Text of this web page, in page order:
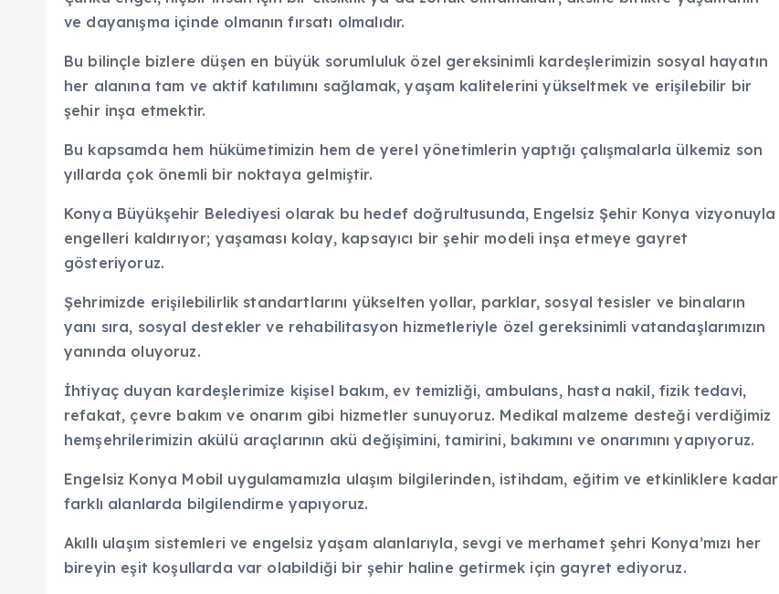
ve dayanışma içinde olmanın fırsatı olmalıdır.
Bu bilinçle bizlere düşen en büyük sorumluluk özel gereksinimli kardeşlerimizin sosyal hayatın
her alanına tam ve aktif katılımını sağlamak, yaşam kalitelerini yükseltmek ve erişilebilir bir
şehir inşa etmektir.
Bu kapsamda hem hükümetimizin hem de yerel yönetimlerin yaptığı çalışmalarla ülkemiz son
yıllarda çok önemli bir noktaya gelmiştir.
Konya Büyükşehir Belediyesi olarak bu hedef doğrultusunda, Engelsiz Şehir Konya vizyonuyla
engelleri kaldırıyor; yaşaması kolay, kapsayıcı bir şehir modeli inşa etmeye gayret
gösteriyoruz.
Şehrimizde erişilebilirlik standartlarını yükselten yollar, parklar, sosyal tesisler ve binaların
yanı sıra, sosyal destekler ve rehabilitasyon hizmetleriyle özel gereksinimli vatandaşlarımızın
yanında oluyoruz.
İhtiyaç duyan kardeşlerimize kişisel bakım, ev temizliği, ambulans, hasta nakil, fizik tedavi,
refakat, çevre bakım ve onarım gibi hizmetler sunuyoruz. Medikal malzeme desteği verdiğimiz
hemşehrilerimizin akülü araçlarının akü değişimini, tamirini, bakımını ve onarımını yapıyoruz.
Engelsiz Konya Mobil uygulamamızla ulaşım bilgilerinden, istihdam, eğitim ve etkinliklere kadar
farklı alanlarda bilgilendirme yapıyoruz.
Akıllı ulaşım sistemleri ve engelsiz yaşam alanlarıyla, sevgi ve merhamet şehri Konya’mızı her
bireyin eşit koşullarda var olabildiği bir şehir haline getirmek için gayret ediyoruz.